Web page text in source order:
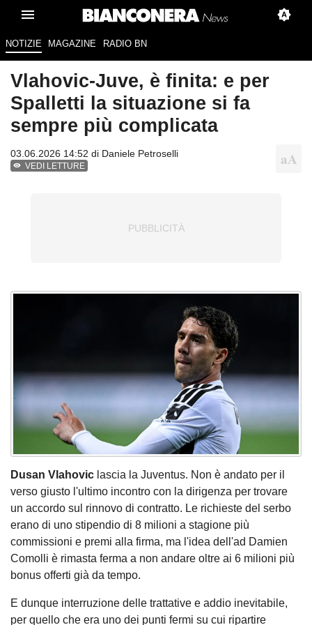
NOTIZIE MAGAZINE RADIO BN
Vlahovic-Juve, è finita: e per
Spalletti la situazione si fa
sempre più complicata
03.06.2026 14:52 di Daniele Petroselli
VEDI LETTURE
Dusan Vlahovic lascia la Juventus. Non è andato per il
verso giusto l'ultimo incontro con la dirigenza per trovare
un accordo sul rinnovo di contratto. Le richieste del serbo
erano di uno stipendio di 8 milioni a stagione più
commissioni e premi alla firma, ma l'idea dell'ad Damien
Comolli è rimasta ferma a non andare oltre ai 6 milioni più
bonus offerti già da tempo.
E dunque interruzione delle trattative e addio inevitabile,
per quello che era uno dei punti fermi su cui ripartire